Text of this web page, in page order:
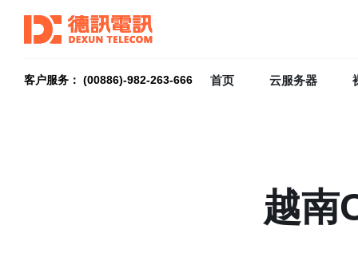
客户服务： (00886)-982-263-666 首页 云服务器
越南